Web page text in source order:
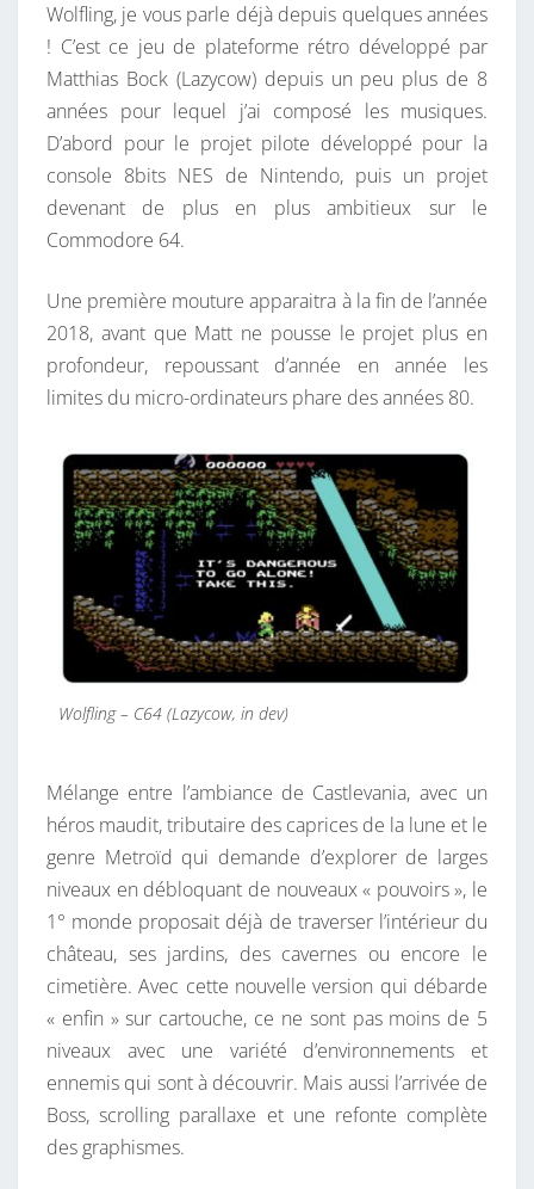
N
G
S
U
R
C
A
O
U
C
H
C
6
4
A
I
R
E
S
Wolfling, je vous parle déjà depuis quelques années
! C’est ce jeu de plateforme rétro développé par
Matthias Bock (Lazycow) depuis un peu plus de 8
années pour lequel j’ai composé les musiques.
D’abord pour le projet pilote développé pour la
console 8bits NES de Nintendo, puis un projet
devenant de plus en plus ambitieux sur le
Commodore 64.
Une première mouture apparaitra à la fin de l’année
2018, avant que Matt ne pousse le projet plus en
profondeur, repoussant d’année en année les
limites du micro-ordinateurs phare des années 80.
Wolfling – C64 (Lazycow, in dev)
Mélange entre l’ambiance de Castlevania, avec un
héros maudit, tributaire des caprices de la lune et le
genre Metroïd qui demande d’explorer de larges
niveaux en débloquant de nouveaux « pouvoirs », le
1° monde proposait déjà de traverser l’intérieur du
château, ses jardins, des cavernes ou encore le
cimetière. Avec cette nouvelle version qui débarde
« enfin » sur cartouche, ce ne sont pas moins de 5
niveaux avec une variété d’environnements et
ennemis qui sont à découvrir. Mais aussi l’arrivée de
Boss, scrolling parallaxe et une refonte complète
des graphismes.